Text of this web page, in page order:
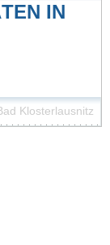
IN
Klosterlausnitz